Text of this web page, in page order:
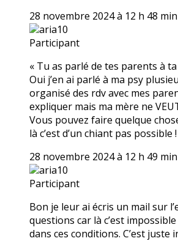
28 novembre 2024 à 12 h 48 min
aria10
Participant
« Tu as parlé de tes parents à ta
Oui j’en ai parlé à ma psy
organisé des rdv avec mes
expliquer mais ma mère ne
Vous pouvez faire quelque
là c’est d’un chiant pas possible !
28 novembre 2024 à 12 h 49 min
aria10
Participant
Bon je leur ai écris un mail sur
questions car là c’est
dans ces conditions. C’est juste